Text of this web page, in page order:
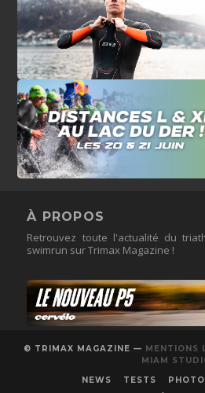
À PROPOS
Retrouvez toute l'actualité du
swimrun sur Trimax Magazine !
© TRIMAX MAGAZINE — MENTIONS
MIAM
NEWS
TESTS